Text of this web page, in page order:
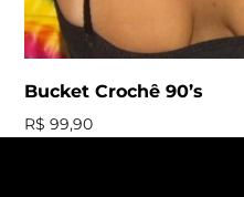
Bucket Crochê 90’s
R$ 99,90